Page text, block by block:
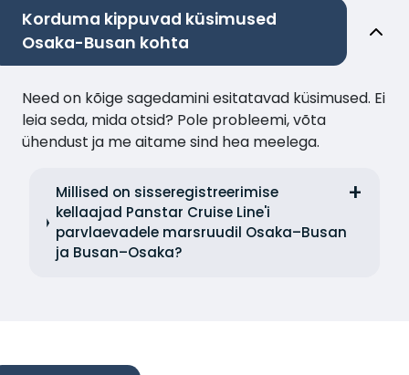
Korduma kippuvad küsimused
Osaka-Busan kohta
Need on kõige sagedamini esitatavad küsimused. Ei
leia seda, mida otsid? Pole probleemi, võta
ühendust ja me aitame sind hea meelega.
Millised on sisseregistreerimise
kellaajad Panstar Cruise Line'i
parvlaevadele marsruudil Osaka–Busan
ja Busan–Osaka?